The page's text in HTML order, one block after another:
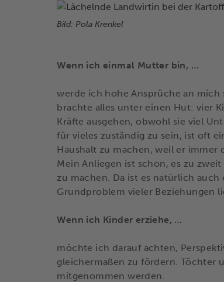
Bild: Pola Krenkel
Wenn ich einmal Mutter bin, …
werde ich hohe Ansprüche an mich
brachte alles unter einen Hut: vier
Kräfte ausgehen, obwohl sie viel
für vieles zuständig zu sein, ist oft
Haushalt zu machen, weil er immer
Mein Anliegen ist schon, es zu zweit
zu machen. Da ist es natürlich
Grundproblem vieler Beziehungen
Wenn ich Kinder erziehe, …
möchte ich darauf achten,
gleichermaßen zu fördern. Töchter
mitgenommen werden.